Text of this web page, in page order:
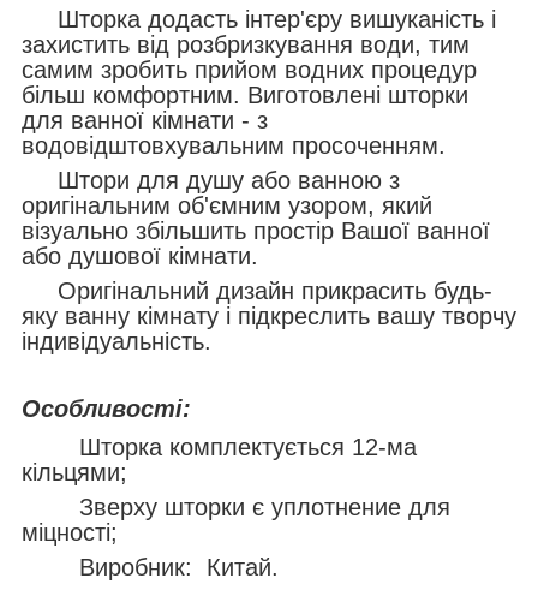
Шторка додасть інтер'єру вишуканість і
захистить від розбризкування води, тим
самим зробить прийом водних процедур
більш комфортним. Виготовлені шторки
для ванної кімнати - з
водовідштовхувальним просоченням.
Штори для душу або ванною з
оригінальним об'ємним узором, який
візуально збільшить простір Вашої ванної
або душової кімнати.
Оригінальний дизайн прикрасить будь-
яку ванну кімнату і підкреслить вашу творчу
індивідуальність.
Особливості:
Шторка комплектується 12-ма
кільцями;
Зверху шторки є уплотнение для
міцності;
Виробник: Китай.